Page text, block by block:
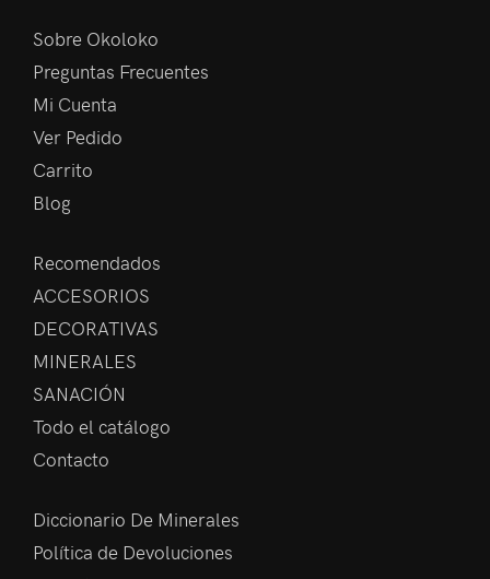
Sobre Okoloko
Preguntas Frecuentes
Mi Cuenta
Ver Pedido
Carrito
Blog
Recomendados
ACCESORIOS
DECORATIVAS
MINERALES
SANACIÓN
Todo el catálogo
Contacto
Diccionario De Minerales
Política de Devoluciones